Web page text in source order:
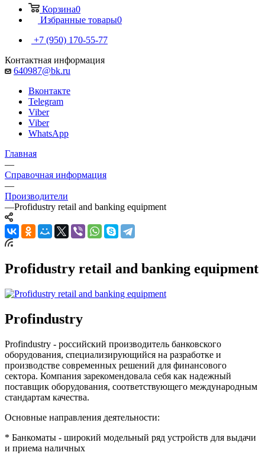
Корзина0
Избранные товары0
+7 (950) 170-55-77
Контактная информация
640987@bk.ru
Вконтакте
Telegram
Viber
Viber
WhatsApp
Главная
—
Справочная информация
—
Производители
—Profidustry retail and banking equipment
Profidustry retail and banking equipment
Profindustry
Profindustry - российский производитель банковского
оборудования, специализирующийся на разработке и
производстве современных решений для финансового
сектора. Компания зарекомендовала себя как надежный
поставщик оборудования, соответствующего международным
стандартам качества.
Основные направления деятельности:
* Банкоматы - широкий модельный ряд устройств для выдачи
и приема наличных